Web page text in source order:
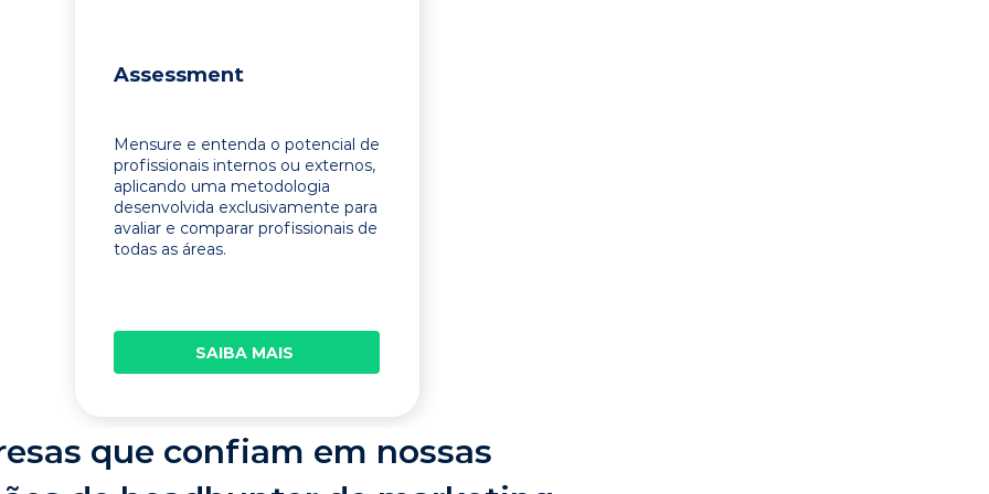
Assessment
Mensure e entenda o potencial de
profissionais internos ou externos,
aplicando uma metodologia
desenvolvida exclusivamente para
avaliar e comparar profissionais de
todas as áreas.
SAIBA MAIS
que confiam em nossas